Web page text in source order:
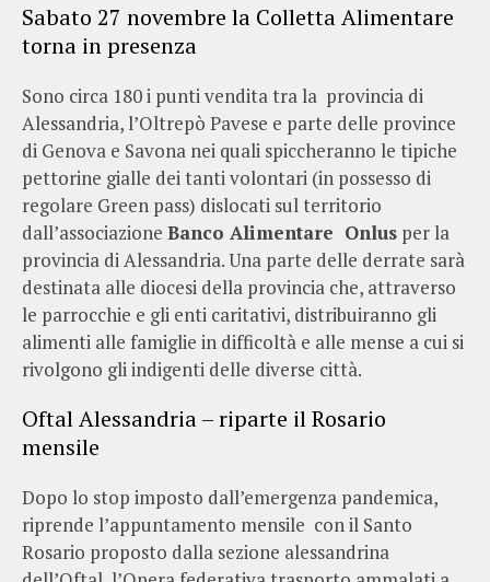
Sabato 27 novembre la Colletta Alimentare
torna in presenza
Sono circa 180 i punti vendita tra la provincia di
Alessandria, l’Oltrepò Pavese e parte delle province
di Genova e Savona nei quali spiccheranno le tipiche
pettorine gialle dei tanti volontari (in possesso di
regolare Green pass) dislocati sul territorio
dall’associazione Banco Alimentare Onlus per la
provincia di Alessandria. Una parte delle derrate sarà
destinata alle diocesi della provincia che, attraverso
le parrocchie e gli enti caritativi, distribuiranno gli
alimenti alle famiglie in difficoltà e alle mense a cui si
rivolgono gli indigenti delle diverse città.
Oftal Alessandria – riparte il Rosario
mensile
Dopo lo stop imposto dall’emergenza pandemica,
riprende l’appuntamento mensile con il Santo
Rosario proposto dalla sezione alessandrina